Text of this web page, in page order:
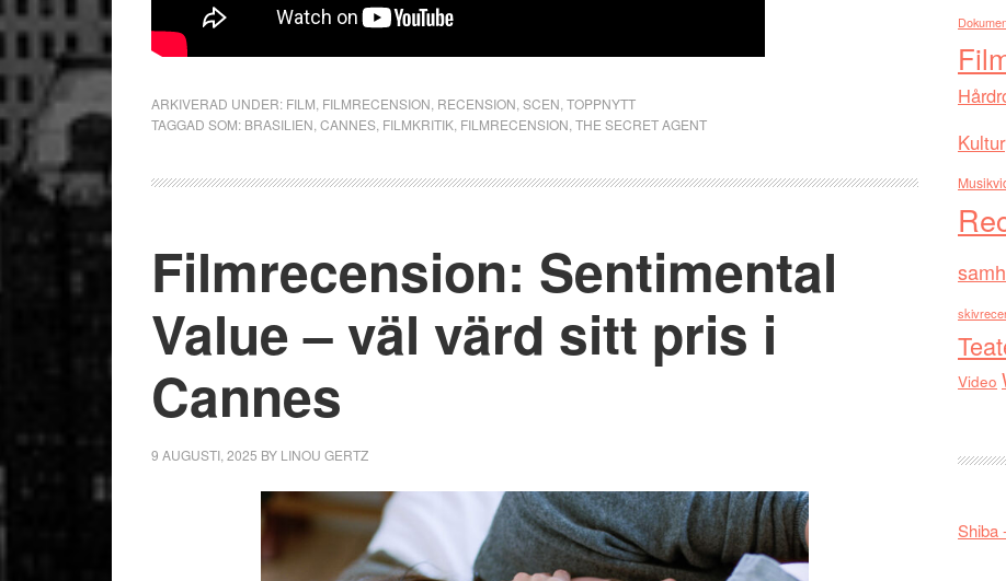
ARKIVERAD UNDER: FILM FILMRECENSION RECENSION SCEN TOPPNYTT
TAGGAD SOM: BRASILIEN CANNES FILMKRITIK FILMRECENSION THE SECRET AGENT
Filmrecension: Sentimental
Value – väl värd sitt pris i
Cannes
9 AUGUSTI, 2025 BY LINOU GERTZ
Video
Shiba